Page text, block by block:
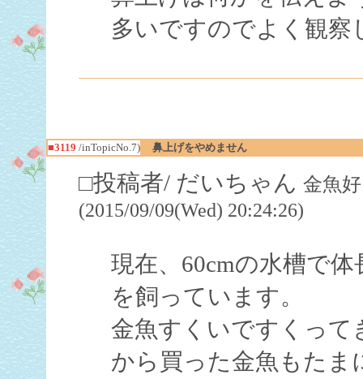
多いですのでよく観
■3119 /inTopicNo.7) 鼻上げをやめません
□投稿者/ だいちゃん 金魚
(2015/09/09(Wed) 20:24:26)
現在、60cmの水槽で
を飼っています。
金魚すくいですくって
から買った金魚もたま